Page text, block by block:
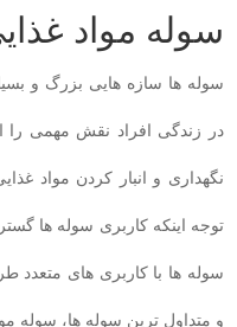
سوله مواد
سوله ها سازه هایی بزرگ و
در زندگی افراد نقش مهمی را
نگهداری و انبار کردن مواد
توجه اینکه کاربری سوله ها
سوله ها با کاربری های متعدد
و متداول ترین سوله ها، سوله